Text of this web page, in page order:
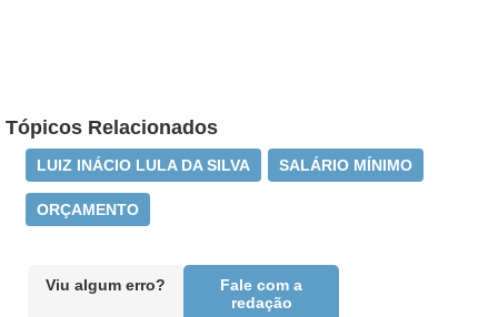
Tópicos Relacionados
LUIZ INÁCIO LULA DA SILVA SALÁRIO MÍNIMO
ORÇAMENTO
Viu algum erro?
Fale com a
redação